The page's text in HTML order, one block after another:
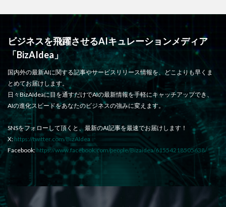
ビジネスを飛躍させるAIキュレーションメディア
「BizAIdea」
国内外の最新AIに関する記事やサービスリリース情報を、どこよりも早くま
とめてお届けします。
日々BizAIdeaに目を通すだけでAIの最新情報を手軽にキャッチアップでき、
AIの進化スピードをあなたのビジネスの強みに変えます。
SNSをフォローして頂くと、最新のAI記事を最速でお届けします！
X: https://twitter.com/BizAIdea
Facebook: https://www.facebook.com/people/Bizaidea/61554218505638/